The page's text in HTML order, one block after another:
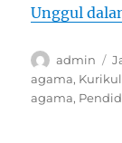
Unggul
Author
admin
agama,
agama,